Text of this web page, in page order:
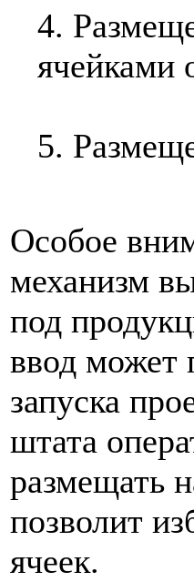
4.
ячейками
5.
Особое
механизм
под
ввод может
запуска
штата
размещать
позволит
ячеек.